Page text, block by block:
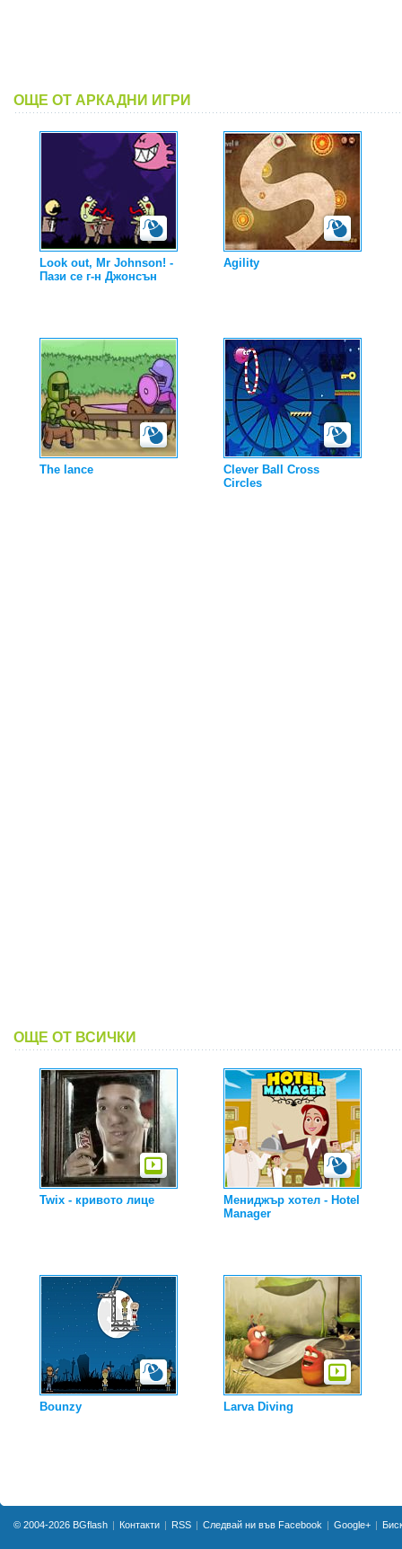
ОЩЕ ОТ АРКАДНИ ИГРИ
Look out, Mr Johnson! -
Пази се г-н Джонсън
Agility
The lance
Clever Ball Cross
Circles
ОЩЕ ОТ ВСИЧКИ
Twix - кривото лице
Мениджър хотел - Hotel
Manager
Bounzy Larva Diving
© 2004-2026 BGflash Контакти RSS Следвай ни във Facebook Google+